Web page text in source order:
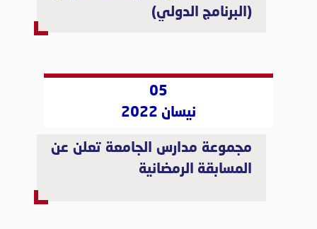
(البرنامج الدولي)
05
نيسان 2022
مجموعة مدارس الجامعة تعلن عن
المسابقة الرمضانية